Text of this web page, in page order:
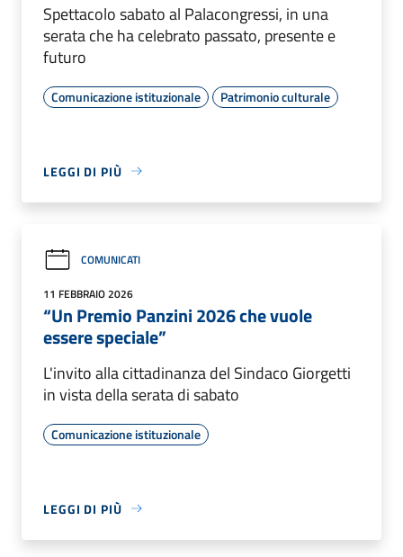
Spettacolo sabato al Palacongressi, in una
serata che ha celebrato passato, presente e
futuro
Comunicazione istituzionale Patrimonio culturale
LEGGI DI PIÙ
COMUNICATI
11 FEBBRAIO 2026
“Un Premio Panzini 2026 che vuole
essere speciale”
L'invito alla cittadinanza del Sindaco Giorgetti
in vista della serata di sabato
Comunicazione istituzionale
LEGGI DI PIÙ